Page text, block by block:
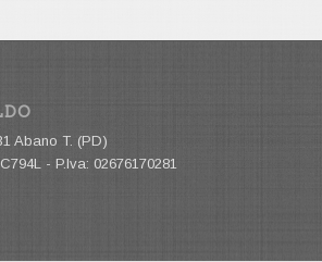
Abano T. (PD)
- P.Iva: 02676170281